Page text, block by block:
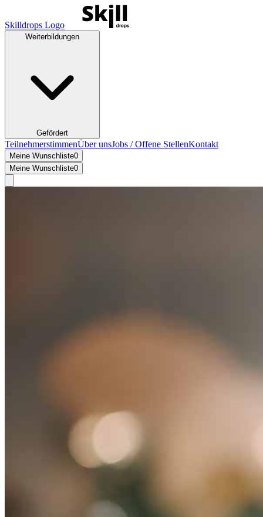
Skilldrops Logo
Weiterbildungen
Gefördert
TeilnehmerstimmenÜber unsJobs / Offene StellenKontakt
Meine Wunschliste0
Meine Wunschliste0